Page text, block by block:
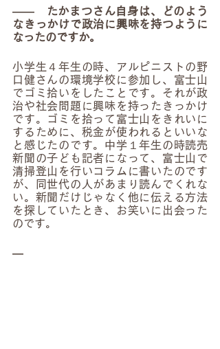
――　たかまつさん自身は、どのよう
なきっかけで政治に興味を持つように
なったのですか。
小学生４年生の時、アルピニストの野
口健さんの環境学校に参加し、富士山
でゴミ拾いをしたことです。それが政
治や社会問題に興味を持ったきっかけ
です。ゴミを拾って富士山をきれいに
するために、税金が使われるといいな
と感じたのです。中学１年生の時読売
新聞の子ども記者になって、富士山で
清掃登山を行いコラムに書いたのです
が、同世代の人があまり読んでくれな
い。新聞だけじゃなく他に伝える方法
を探していたとき、お笑いに出会った
のです。
―